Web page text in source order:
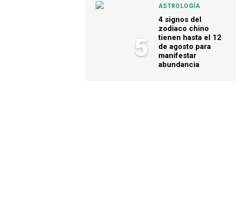
5
ASTROLOGÍA
4 signos del
zodiaco chino
tienen hasta el 12
de agosto para
manifestar
abundancia